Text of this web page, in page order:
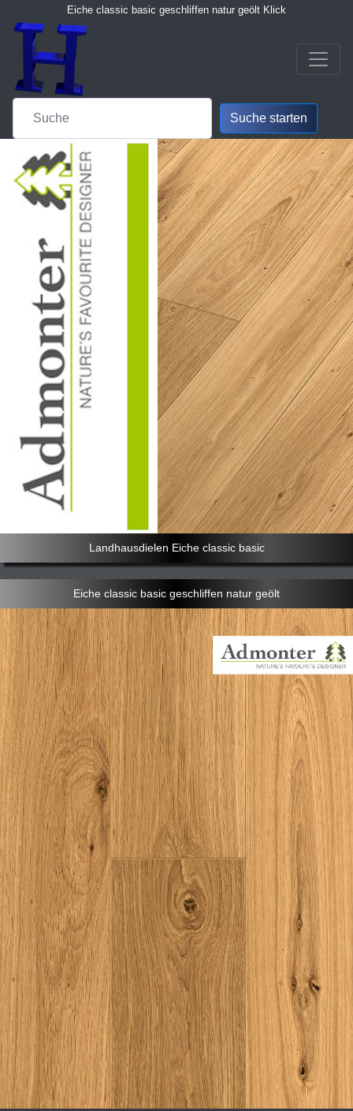
Eiche classic basic geschliffen natur geölt Klick
Landhausdielen Eiche classic basic
Eiche classic basic geschliffen natur geölt